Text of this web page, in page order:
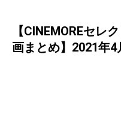
【CINEMOREセレ
画まとめ】2021年4